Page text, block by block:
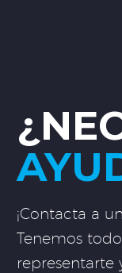
¡Contacta a
Tenemos
representarte